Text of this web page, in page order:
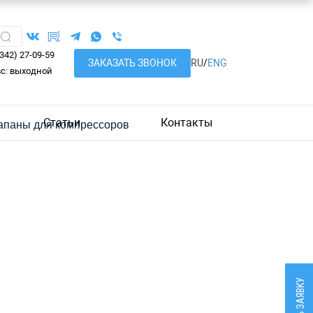
27-09-59
выходной
ЗАКАЗАТЬ ЗВОНОК RU/ENG
Статьи Контакты
для компрессоров